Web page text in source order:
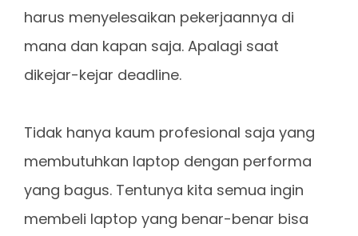
harus menyelesaikan pekerjaannya di
mana dan kapan saja. Apalagi saat
dikejar-kejar deadline.
Tidak hanya kaum profesional saja yang
membutuhkan laptop dengan performa
yang bagus. Tentunya kita semua ingin
membeli laptop yang benar-benar bisa